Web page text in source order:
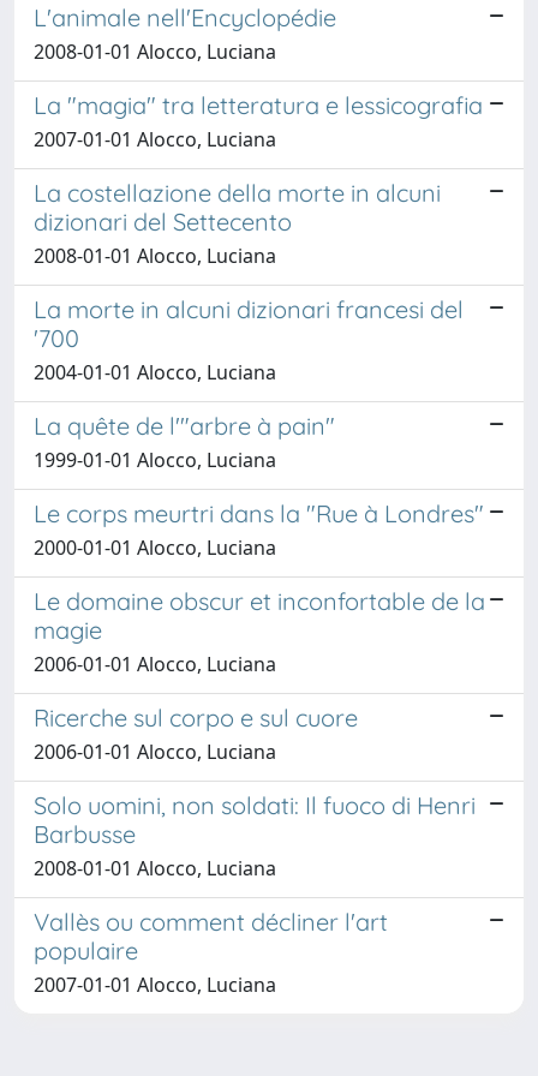
L'animale nell'Encyclopédie
2008-01-01 Alocco, Luciana
La "magia" tra letteratura e lessicografia
2007-01-01 Alocco, Luciana
La costellazione della morte in alcuni
dizionari del Settecento
2008-01-01 Alocco, Luciana
La morte in alcuni dizionari francesi del
'700
2004-01-01 Alocco, Luciana
La quête de l'"arbre à pain"
1999-01-01 Alocco, Luciana
Le corps meurtri dans la "Rue à Londres"
2000-01-01 Alocco, Luciana
Le domaine obscur et inconfortable de la
magie
2006-01-01 Alocco, Luciana
Ricerche sul corpo e sul cuore
2006-01-01 Alocco, Luciana
Solo uomini, non soldati: Il fuoco di Henri
Barbusse
2008-01-01 Alocco, Luciana
Vallès ou comment décliner l'art
populaire
2007-01-01 Alocco, Luciana